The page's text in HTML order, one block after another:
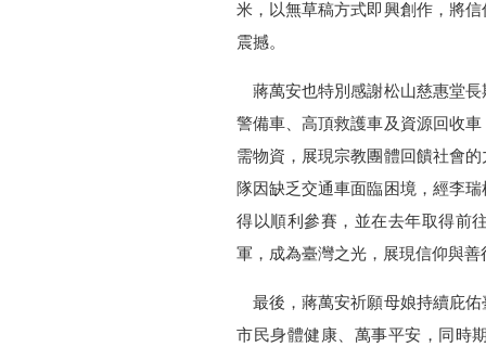
米，以無草稿方式即興創作，將
震撼。
蔣萬安也特別感謝松山慈惠堂長
警備車、高頂救護車及資源回收
需物資，展現宗教團體回饋社會
隊因缺乏交通車面臨困境，經李
得以順利參賽，並在去年取得前
軍，成為臺灣之光，展現信仰與
最後，蔣萬安祈願母娘持續庇佑
市民身體健康、萬事平安，同時